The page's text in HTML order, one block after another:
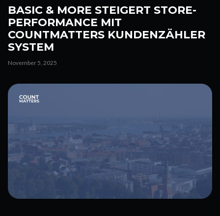
BASIC & MORE STEIGERT STORE-
PERFORMANCE MIT
COUNTMATTERS KUNDENZÄHLER
SYSTEM
November 5, 2025